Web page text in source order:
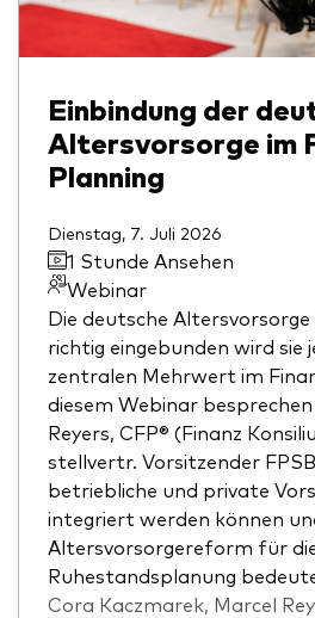
Einbindung der
Altersvorsorge im
Planning
Dienstag, 7. Juli 2026
1 Stunde Ansehen
Webinar
Die deutsche
richtig eingebunden wird sie
zentralen Mehrwert im
diesem Webinar
Reyers, CFP® (Finanz
stellvertr. Vorsitzender
betriebliche und private
integriert werden können
Altersvorsorgereform für
Ruhestandsplanung
Cora Kaczmarek, Marcel